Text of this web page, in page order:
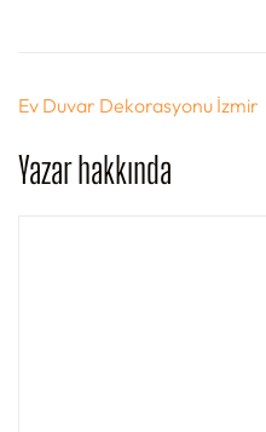
Yazı
Ev Duvar Dekorasyonu İzmir
Yazar hakkında